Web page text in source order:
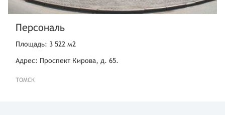
Персональ
Площадь: 3 522 м2
Адрес: Проспект Кирова, д. 65.
ТОМСК